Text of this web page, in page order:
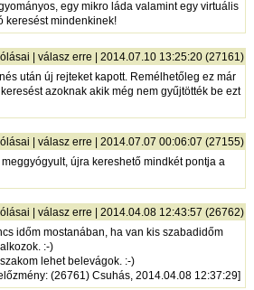
egy mikro láda valamint egy virtuális
keresést mindenkinek!
|válasz erre | 2014.07.10 13:25:20 (27161)
után új rejteket kapott. Remélhetőleg ez már
azoknak akik még nem gyűjtötték be ezt
|válasz erre | 2014.07.07 00:06:07 (27155)
újra kereshető mindkét pontja a
|válasz erre | 2014.04.08 12:43:57 (26762)
időm mostanában, ha van kis szabadidőm
:-)
lehet belevágok. :-)
: (26761) Csuhás, 2014.04.08 12:37:29]